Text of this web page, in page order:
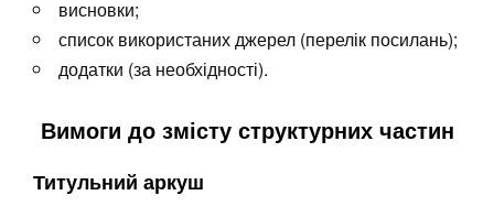
висновки;
список використаних джерел (перелік посилань);
додатки (за необхідності).
Вимоги до змісту структурних частин
Титульний аркуш